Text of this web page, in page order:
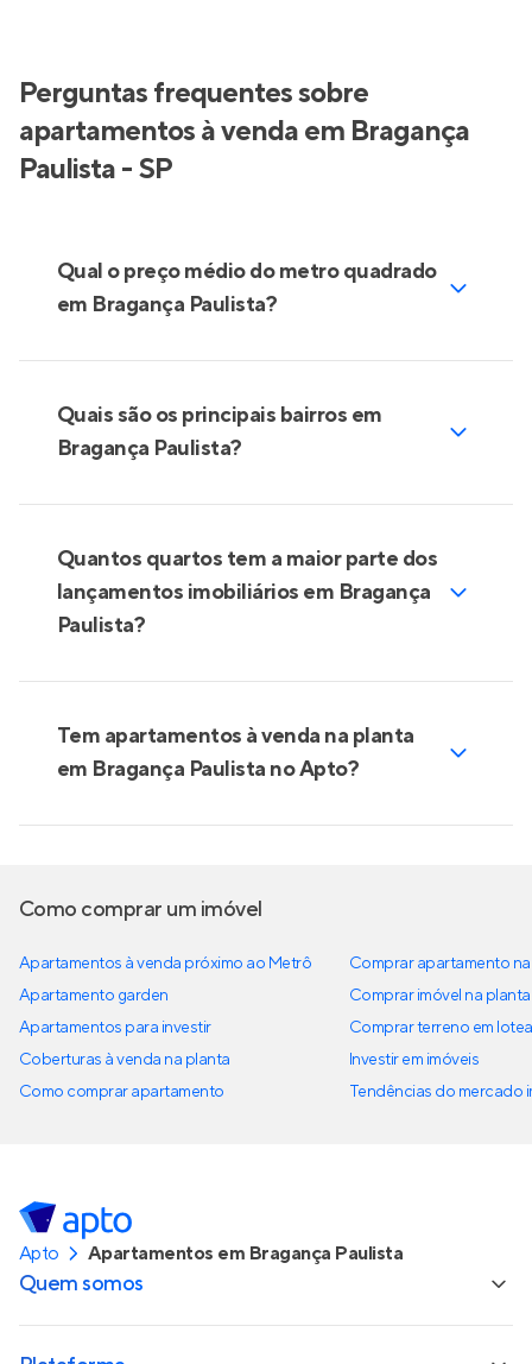
Perguntas frequentes sobre
apartamentos à venda em Bragança
Paulista - SP
Qual o preço médio do metro quadrado
em Bragança Paulista?
Quais são os principais bairros em
Bragança Paulista?
Quantos quartos tem a maior parte dos
lançamentos imobiliários em Bragança
Paulista?
Tem apartamentos à venda na planta
em Bragança Paulista no Apto?
Como comprar um imóvel
Apartamentos à venda próximo ao Metrô
Apartamento garden
Apartamentos para investir
Coberturas à venda na planta
Como comprar apartamento
Comprar apartamento
Comprar imóvel na planta
Comprar terreno em
Investir em imóveis
Tendências do mercado
Apto Apartamentos em Bragança Paulista
Quem somos